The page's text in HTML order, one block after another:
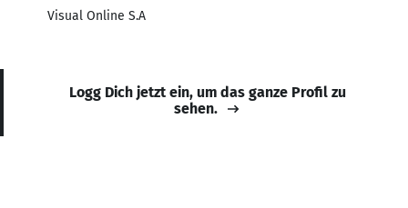
Visual Online S.A
Logg Dich jetzt ein, um das ganze Profil zu
sehen.